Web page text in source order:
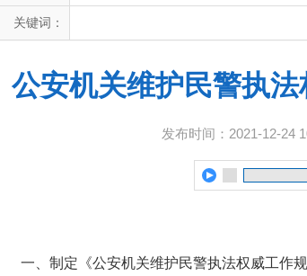
关键词：
公安机关维护民警执
发布时间：2021-12-24
一、制定《公安机关维护民警执法权威工作